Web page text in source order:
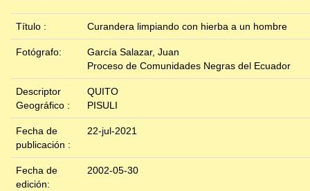
Título : Curandera limpiando con hierba a un hombre
Fotógrafo:
García Salazar, Juan
Proceso de Comunidades Negras del Ecuador
Descriptor
Geográfico :
QUITO
PISULI
Fecha de
publicación :
22-jul-2021
Fecha de
edición:
2002-05-30